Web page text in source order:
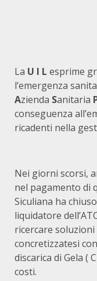
La U I L esprime
l’emergenza
Azienda Sanitaria
conseguenza
ricadenti nella
Nei giorni scorsi,
nel pagamento di
Siculiana ha
liquidatore
ricercare
concretizzatesi
discarica di Gela (
costi.